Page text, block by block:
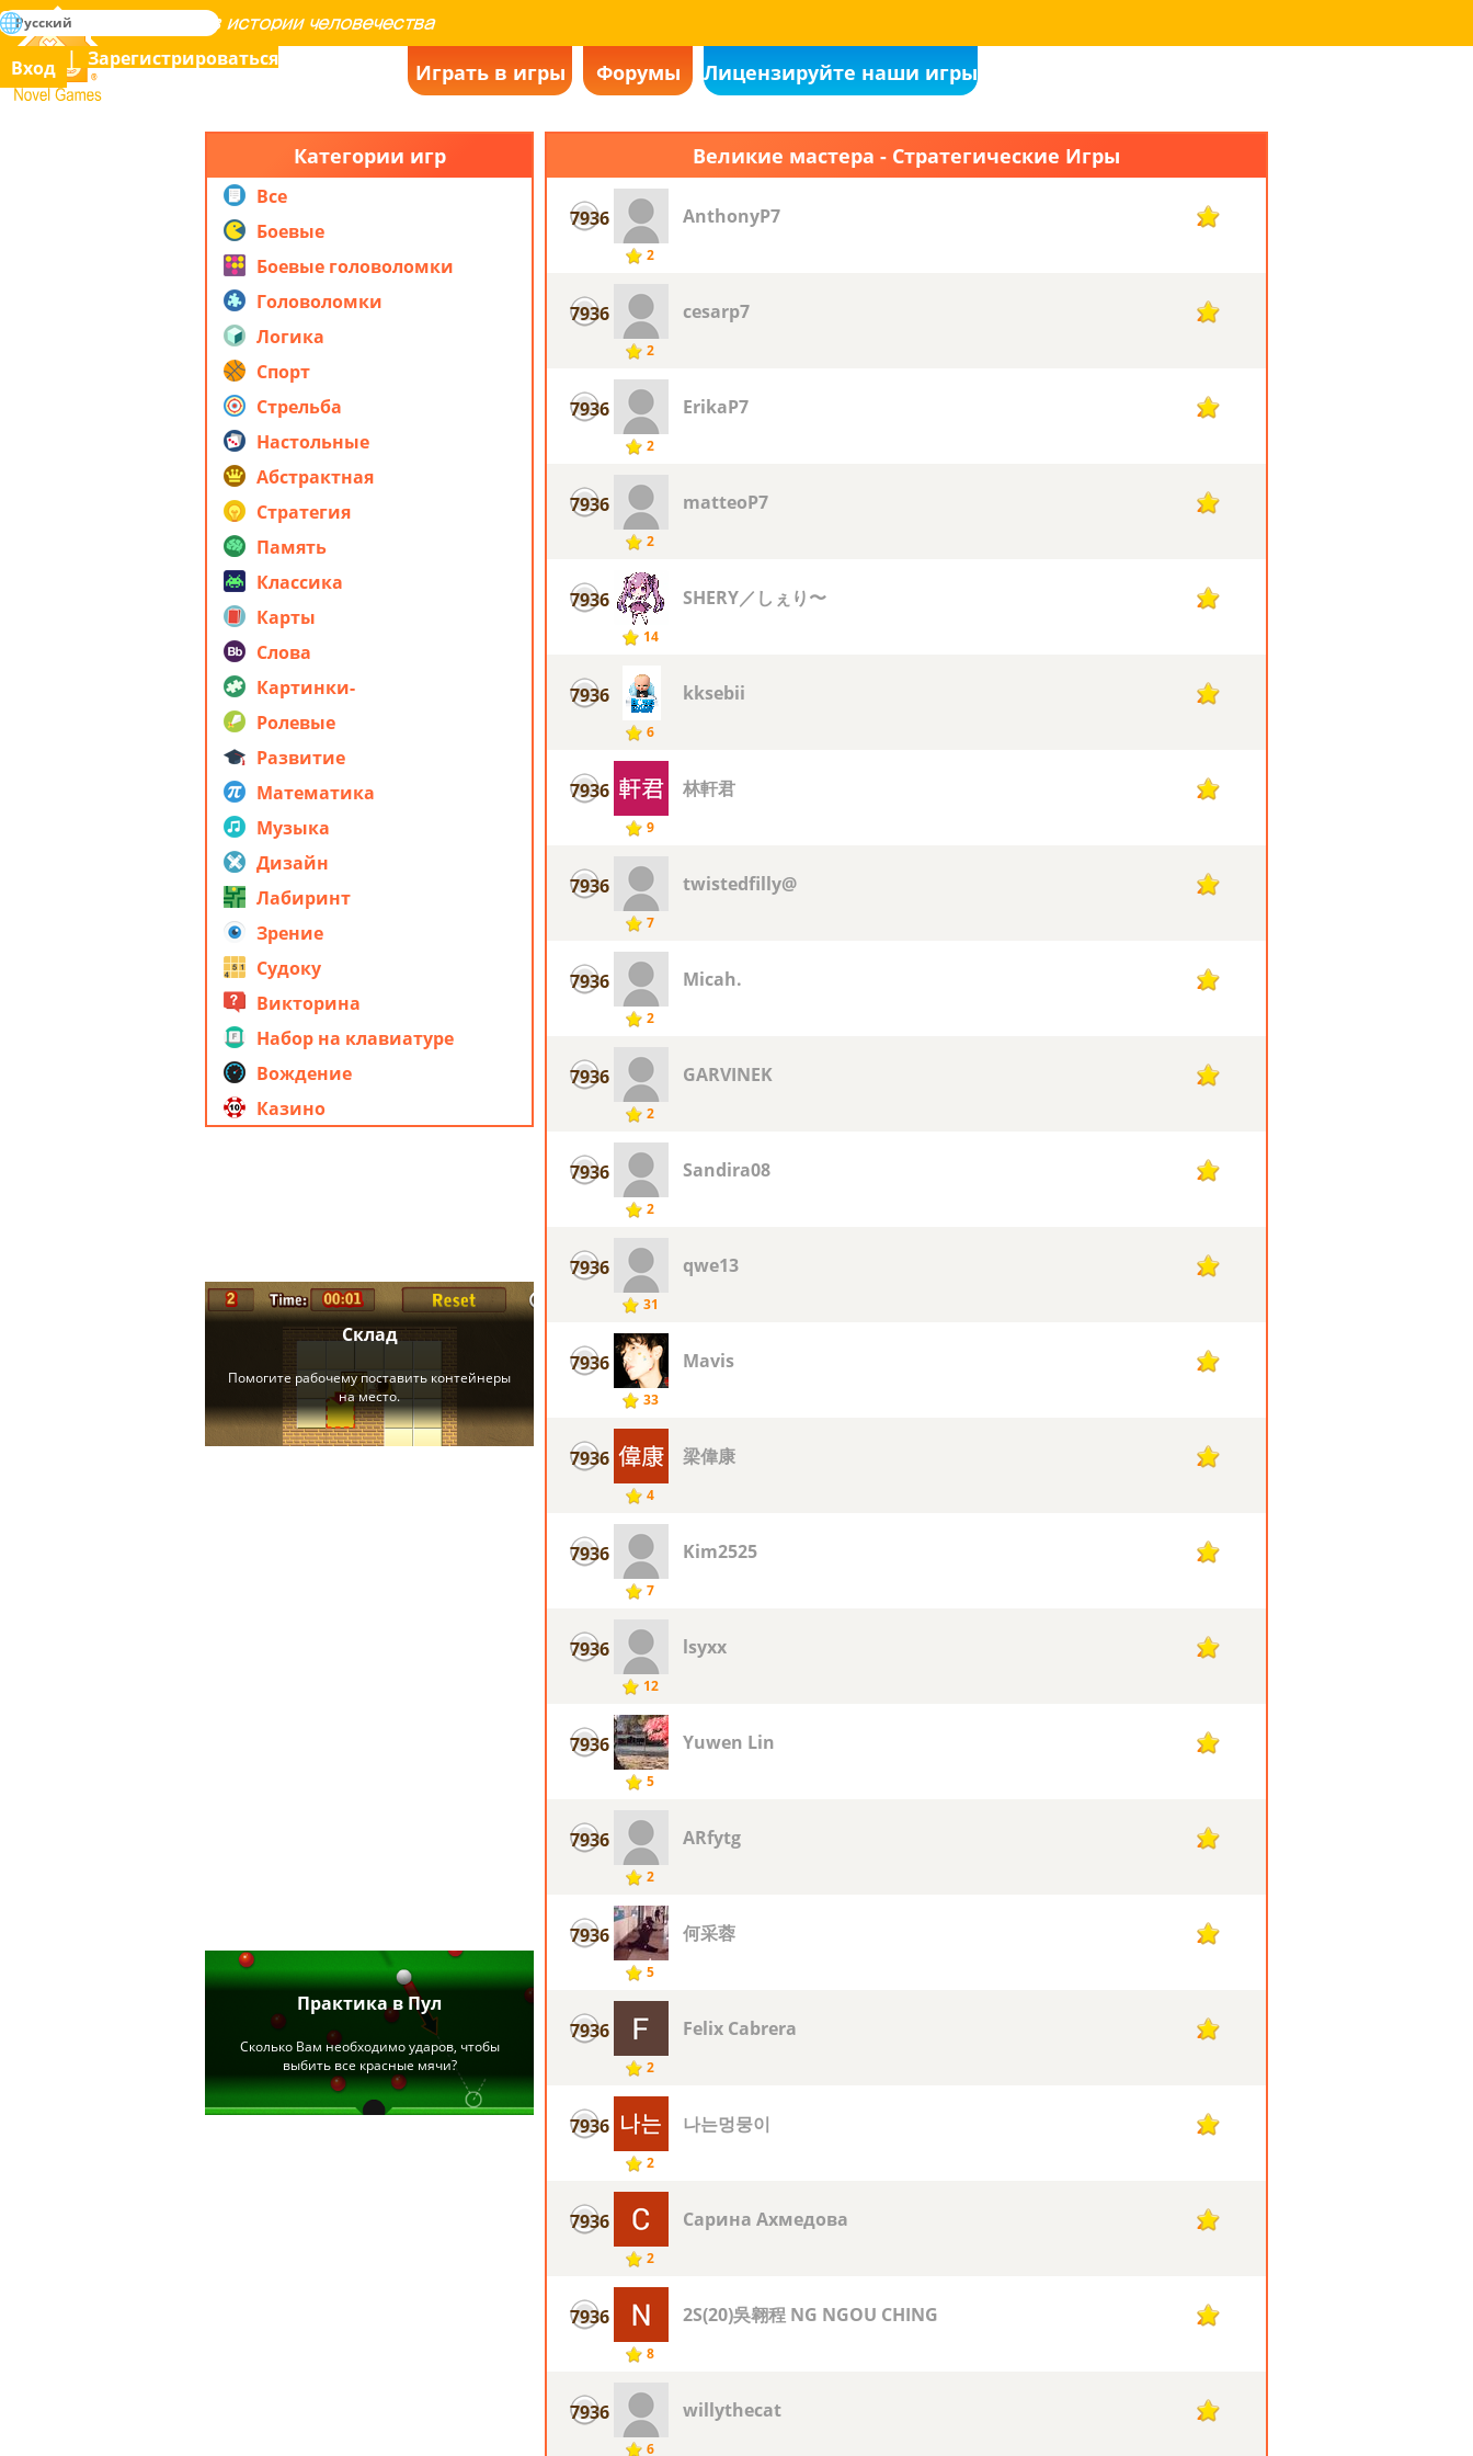
Novel Games
Освоение всех игр в истории человечества
поиск
Играть в игры Форумы Лицензируйте наши игры
Вход Зарегистрироваться
Русский
Категории игр
Все
Боевые
Боевые головоломки
Головоломки
Логика
Спорт
Стрельба
Настольные
Абстрактная
стратегия
Стратегия
Память
Классика
Карты
Слова
Картинки-
головоломки
Ролевые
Развитие
Математика
Музыка
Дизайн
Лабиринт
Зрение
Судоку
Викторина
Набор на клавиатуре
Вождение
Казино
Великие мастера - Стратегические Игры
7936
2
AnthonyP7 2
7936
2
cesarp7 2
7936
2
ErikaP7 2
7936
2
matteoP7 2
7936
14
SHERY／しぇり〜 2
7936
6
kksebii 2
7936
9
林軒君 2
7936
7
twistedfilly@ 2
7936
2
Micah. 2
7936
2
GARVINEK 2
7936
2
Sandira08 2
7936
31
qwe13 2
7936
33
Mavis 2
7936
4
梁偉康 2
7936
7
Kim2525 2
7936
12
lsyxx 2
7936
5
Yuwen Lin 2
7936
2
ARfytg 2
7936
5
何采蓉 2
7936
2
Felix Cabrera 2
7936
2
나는멍뭉이 2
7936
2
Сарина Ахмедова 2
7936
8
2S(20)吳翱程 NG NGOU CHING 2
7936
6
willythecat 2